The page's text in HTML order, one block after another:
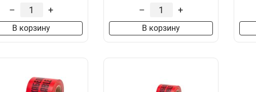
– +
В корзину
– +
В корзину